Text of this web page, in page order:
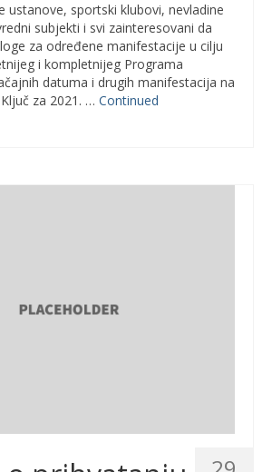
ustanove, sportski klubovi, nevladine
subjekti i svi zainteresovani da
za određene manifestacije u cilju
i kompletnijeg Programa
datuma i drugih manifestacija na
za 2021. … Continued